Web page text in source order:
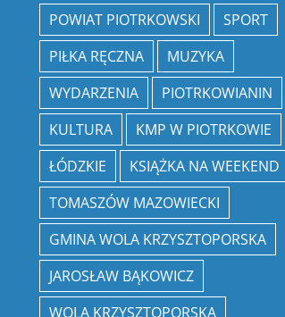
POWIAT PIOTRKOWSKI
SPORT
PIŁKA RĘCZNA
MUZYKA
WYDARZENIA
PIOTRKOWIANIN
KULTURA
KMP W PIOTRKOWIE
ŁÓDZKIE
KSIĄŻKA NA WEEKEND
TOMASZÓW MAZOWIECKI
GMINA WOLA KRZYSZTOPORSKA
JAROSŁAW BĄKOWICZ
WOLA KRZYSZTOPORSKA